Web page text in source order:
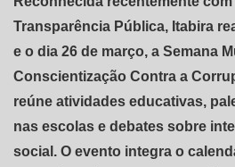
Transparência Pública, Itabira
e o dia 26 de março, a Semana
Conscientização Contra a
reúne atividades educativas,
nas escolas e debates sobre
social. O evento integra o